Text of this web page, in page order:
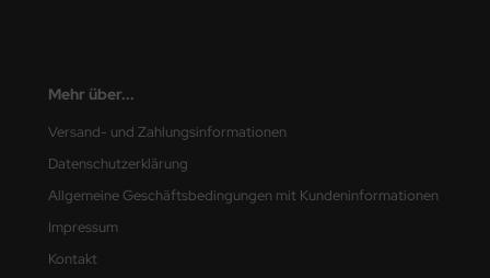
Mehr über...
Versand- und Zahlungsinformationen
Datenschutzerklärung
Allgemeine Geschäftsbedingungen mit Kundeninformationen
Impressum
Kontakt
Model